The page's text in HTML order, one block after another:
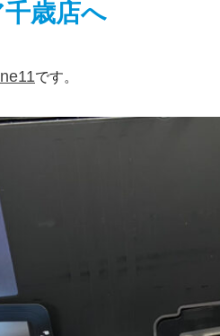
歳店へ
です。